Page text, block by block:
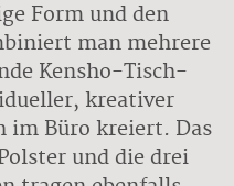
Form und den
man mehrere
Kensho-Tisch-
kreativer
im Büro kreiert. Das
und die drei